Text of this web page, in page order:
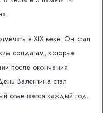
в XIX веке. Он стал
солдатам, которые
после окончания
Валентина стал
отмечается каждый год.